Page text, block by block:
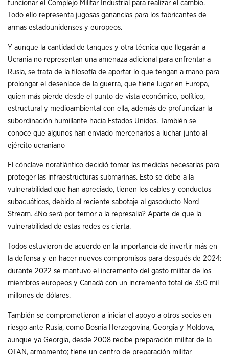
funcionar el Complejo Militar Industrial para realizar el cambio.
Todo ello representa jugosas ganancias para los fabricantes de
armas estadounidenses y europeos.
Y aunque la cantidad de tanques y otra técnica que llegarán a
Ucrania no representan una amenaza adicional para enfrentar a
Rusia, se trata de la filosofía de aportar lo que tengan a mano para
prolongar el desenlace de la guerra, que tiene lugar en Europa,
quien más pierde desde el punto de vista económico, político,
estructural y medioambiental con ella, además de profundizar la
subordinación humillante hacia Estados Unidos. También se
conoce que algunos han enviado mercenarios a luchar junto al
ejército ucraniano
El cónclave noratlántico decidió tomar las medidas necesarias para
proteger las infraestructuras submarinas. Esto se debe a la
vulnerabilidad que han apreciado, tienen los cables y conductos
subacuáticos, debido al reciente sabotaje al gasoducto Nord
Stream. ¿No será por temor a la represalia? Aparte de que la
vulnerabilidad de estas redes es cierta.
Todos estuvieron de acuerdo en la importancia de invertir más en
la defensa y en hacer nuevos compromisos para después de 2024:
durante 2022 se mantuvo el incremento del gasto militar de los
miembros europeos y Canadá con un incremento total de 350 mil
millones de dólares.
También se comprometieron a iniciar el apoyo a otros socios en
riesgo ante Rusia, como Bosnia Herzegovina, Georgia y Moldova,
aunque ya Georgia, desde 2008 recibe preparación militar de la
OTAN, armamento; tiene un centro de preparación militar